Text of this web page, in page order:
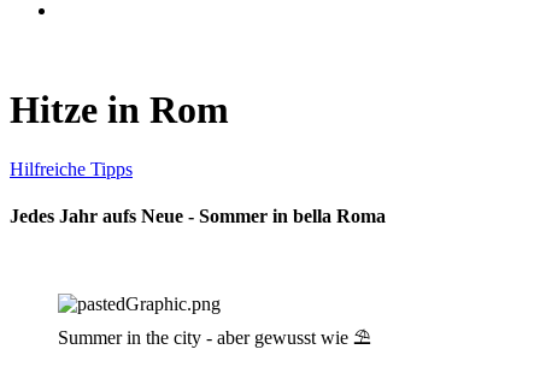
Hitze in Rom
Hilfreiche Tipps
Jedes Jahr aufs Neue - Sommer in bella Roma
Summer in the city - aber gewusst wie ⛱️